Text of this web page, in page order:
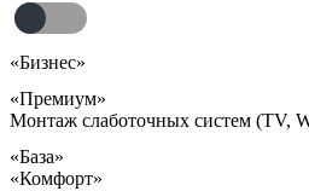
«Бизнес»
«Премиум»
Монтаж слаботочных систем (TV,
«База»
«Комфорт»